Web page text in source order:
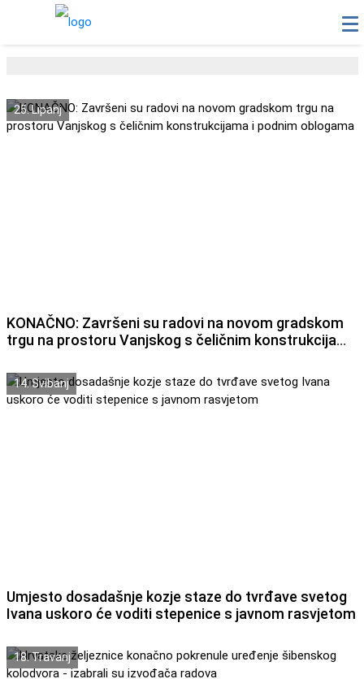
25. Lipanj
KONAČNO: Završeni su radovi na novom gradskom
trgu na prostoru Vanjskog s čeličnim konstrukcijama
14. Svibanj
Umjesto dosadašnje kozje staze do tvrđave svetog
Ivana uskoro će voditi stepenice s javnom rasvjetom
18. Travanj